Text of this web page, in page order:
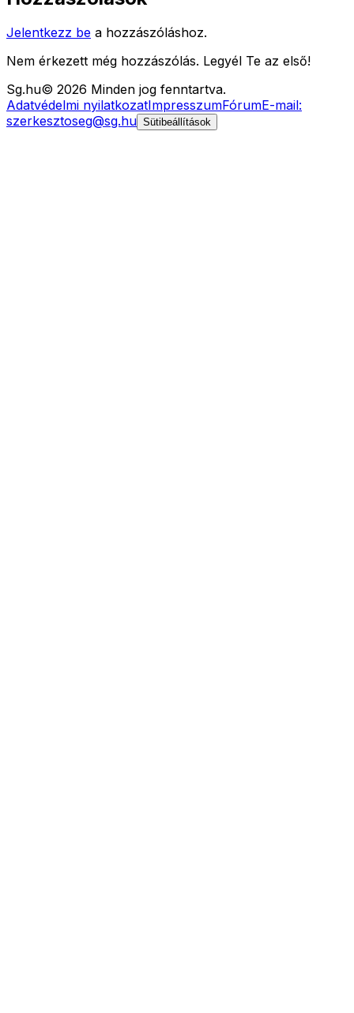
Jelentkezz be a hozzászóláshoz.
Nem érkezett még hozzászólás. Legyél Te az első!
Sg.hu© 2026 Minden jog fenntartva.
Adatvédelmi nyilatkozatImpresszumFórumE-mail:
szerkesztoseg@sg.hu Sütibeállítások